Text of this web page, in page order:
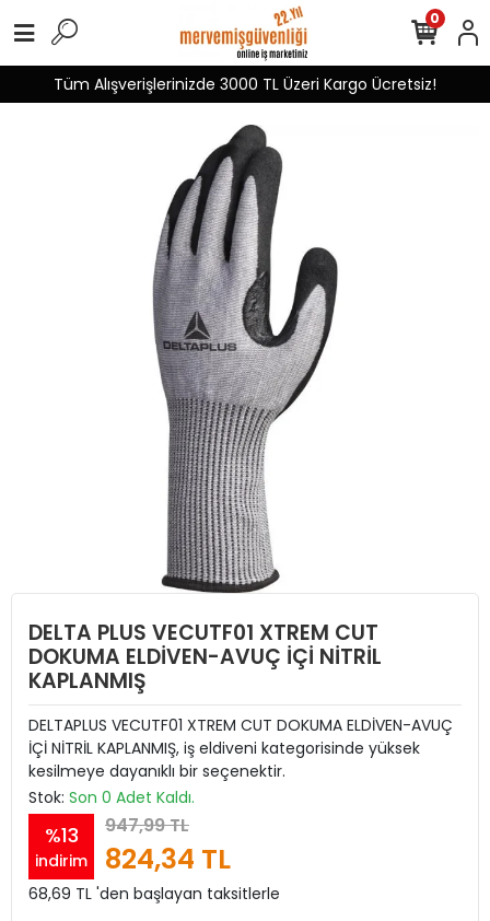
Tüm Alışverişlerinizde 3000 TL Üzeri Kargo Ücretsiz!
0
DELTA PLUS VECUTF01 XTREM CUT
DOKUMA ELDİVEN-AVUÇ İÇİ NİTRİL
KAPLANMIŞ
DELTAPLUS VECUTF01 XTREM CUT DOKUMA ELDİVEN-AVUÇ
İÇİ NİTRİL KAPLANMIŞ, iş eldiveni kategorisinde yüksek
kesilmeye dayanıklı bir seçenektir.
Stok: Son 0 Adet Kaldı.
%13
indirim
947,99 TL
824,34 TL
68,69 TL 'den başlayan taksitlerle